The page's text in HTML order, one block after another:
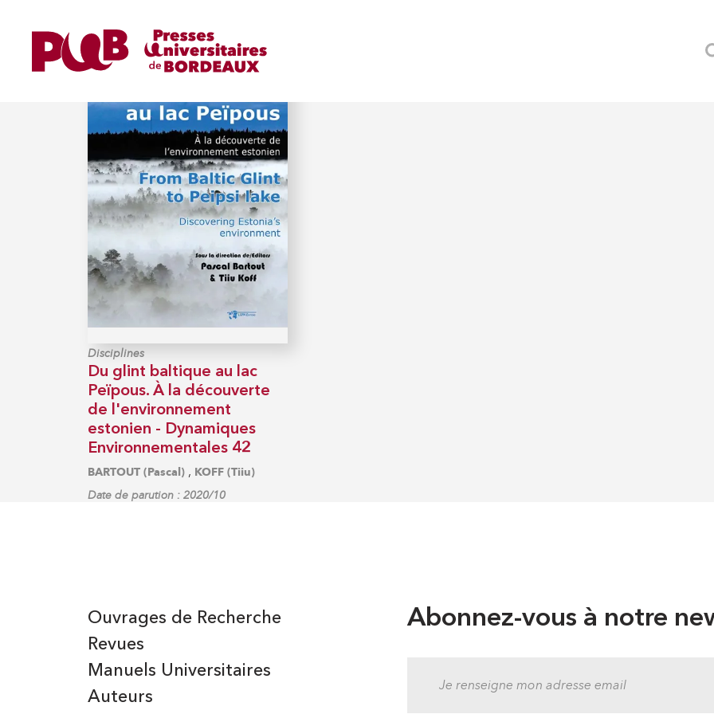
Disciplines
Du glint baltique au lac
Peïpous. À la découverte
de l'environnement
estonien - Dynamiques
Environnementales 42
BARTOUT (Pascal), KOFF (Tiiu)
Date de parution : 2020/10
Abonnez-vous à notre
Auteurs
Manuels Universitaires
Ouvrages de Recherche
Revues